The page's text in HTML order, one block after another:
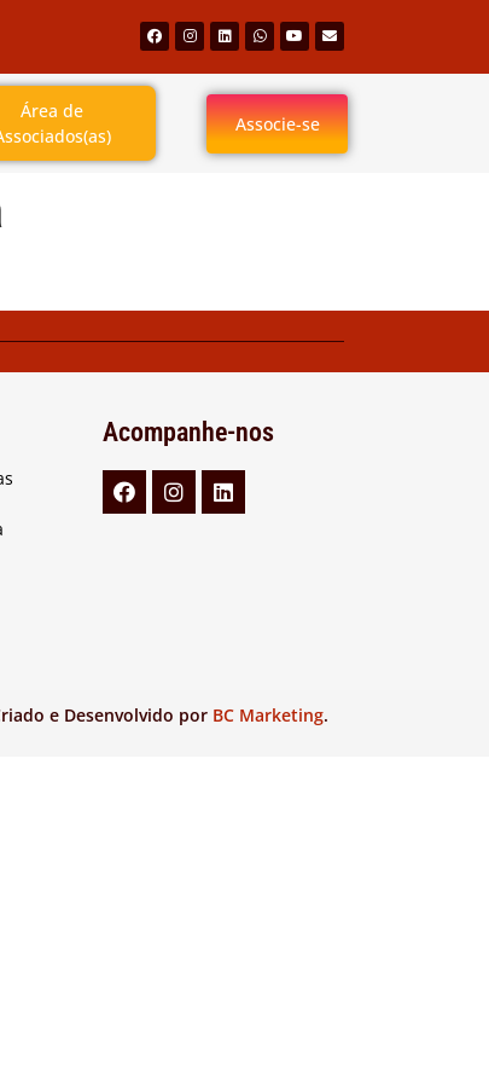
Área de
Associe-se
Acompanhe-nos
e Desenvolvido por BC Marketing.